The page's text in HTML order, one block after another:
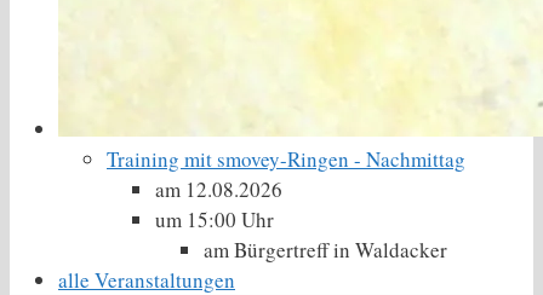
Training mit smovey-Ringen - Nachmittag
am 12.08.2026
um 15:00 Uhr
am Bürgertreff in Waldacker
alle Veranstaltungen